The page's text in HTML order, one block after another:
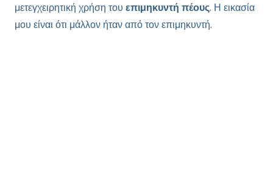
μετεγχειρητική χρήση του επιμηκυντή πέους. Η εικασία
μου είναι ότι μάλλον ήταν από τον επιμηκυντή.